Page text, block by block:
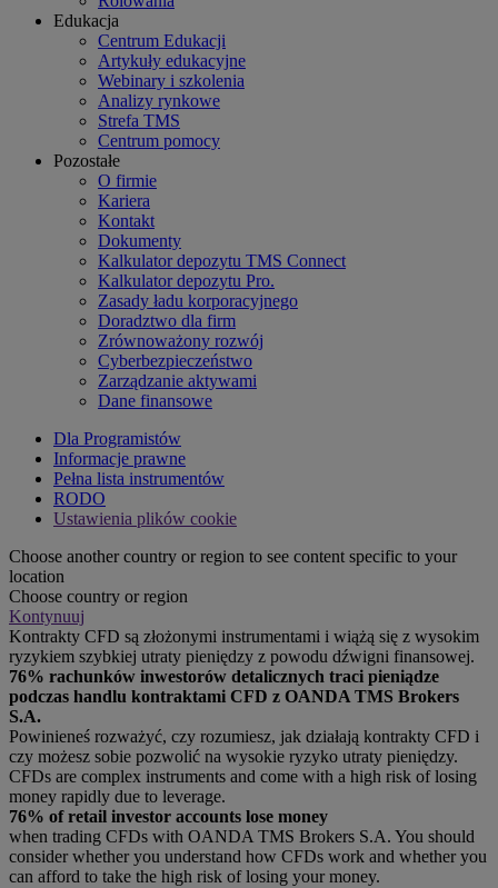
Edukacja
Centrum Edukacji
Artykuły edukacyjne
Webinary i szkolenia
Analizy rynkowe
Strefa TMS
Centrum pomocy
Pozostałe
O firmie
Kariera
Kontakt
Dokumenty
Kalkulator depozytu TMS Connect
Kalkulator depozytu Pro.
Zasady ładu korporacyjnego
Doradztwo dla firm
Zrównoważony rozwój
Cyberbezpieczeństwo
Zarządzanie aktywami
Dane finansowe
Dla Programistów
Informacje prawne
Pełna lista instrumentów
RODO
Ustawienia plików cookie
Choose another country or region to see content specific to your
location
Choose country or region
Kontynuuj
Kontrakty CFD są złożonymi instrumentami i wiążą się z wysokim
ryzykiem szybkiej utraty pieniędzy z powodu dźwigni finansowej.
76% rachunków inwestorów detalicznych traci pieniądze
podczas handlu kontraktami CFD z OANDA TMS Brokers
S.A.
Powinieneś rozważyć, czy rozumiesz, jak działają kontrakty CFD i
czy możesz sobie pozwolić na wysokie ryzyko utraty pieniędzy.
CFDs are complex instruments and come with a high risk of losing
money rapidly due to leverage.
76% of retail investor accounts lose money
when trading CFDs with OANDA TMS Brokers S.A. You should
consider whether you understand how CFDs work and whether you
can afford to take the high risk of losing your money.